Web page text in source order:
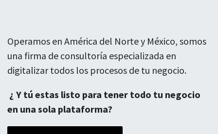
Operamos en América del Norte y México, somos
una firma de consultoría especializada en
digitalizar todos los procesos de tu negocio.
¿ Y tú estas listo para tener todo tu negocio
en una sola plataforma?